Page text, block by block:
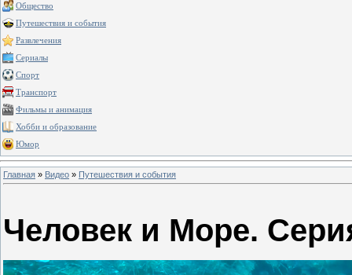
Общество
Путешествия и события
Развлечения
Сериалы
Спорт
Транспорт
Фильмы и анимация
Хобби и образование
Юмор
Главная » Видео » Путешествия и события
Человек и Море.